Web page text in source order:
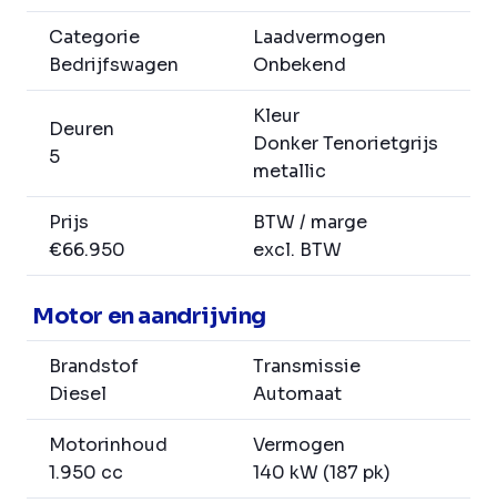
Categorie
Bedrijfswagen
Laadvermogen
Onbekend
Deuren
5
Kleur
Donker Tenorietgrijs
metallic
Prijs
€66.950
BTW / marge
excl. BTW
Motor en aandrijving
Brandstof
Diesel
Transmissie
Automaat
Motorinhoud
1.950 cc
Vermogen
140 kW (187 pk)